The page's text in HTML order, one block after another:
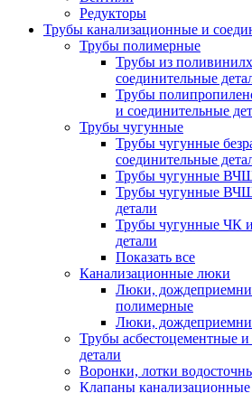
Редукторы
Трубы канализационные и
Трубы полимерные
Трубы из
соединительные
Трубы
и соединительные
Трубы чугунные
Трубы чугунные
соединительные
Трубы чугунные
Трубы чугунные
детали
Трубы чугунные ЧК
детали
Показать все
Канализационные люки
Люки,
полимерные
Люки,
Трубы асбестоцементные
детали
Воронки, лотки
Клапаны канализационные